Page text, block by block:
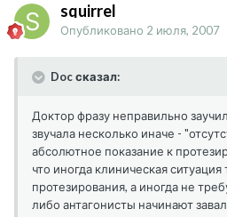
squirrel
Опубликовано 2 июля, 2007
Doc сказал:
Доктор фразу неправильно
звучала несколько иначе -
абсолютное показание к
что иногда клиническая ситуация
протезирования, а иногда не
либо антагонисты начинают